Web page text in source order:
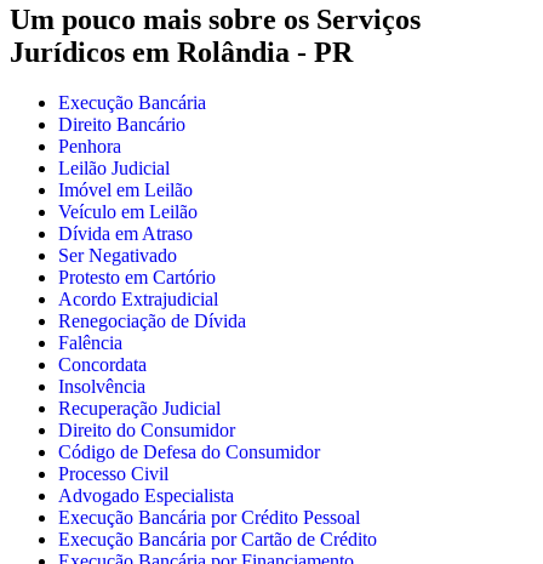
Um pouco mais sobre os Serviços
Jurídicos em Rolândia - PR
Execução Bancária
Direito Bancário
Penhora
Leilão Judicial
Imóvel em Leilão
Veículo em Leilão
Dívida em Atraso
Ser Negativado
Protesto em Cartório
Acordo Extrajudicial
Renegociação de Dívida
Falência
Concordata
Insolvência
Recuperação Judicial
Direito do Consumidor
Código de Defesa do Consumidor
Processo Civil
Advogado Especialista
Execução Bancária por Crédito Pessoal
Execução Bancária por Cartão de Crédito